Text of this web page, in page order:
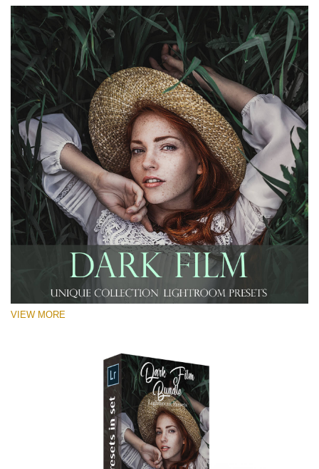
Ingyenes letöltés
VIEW MORE